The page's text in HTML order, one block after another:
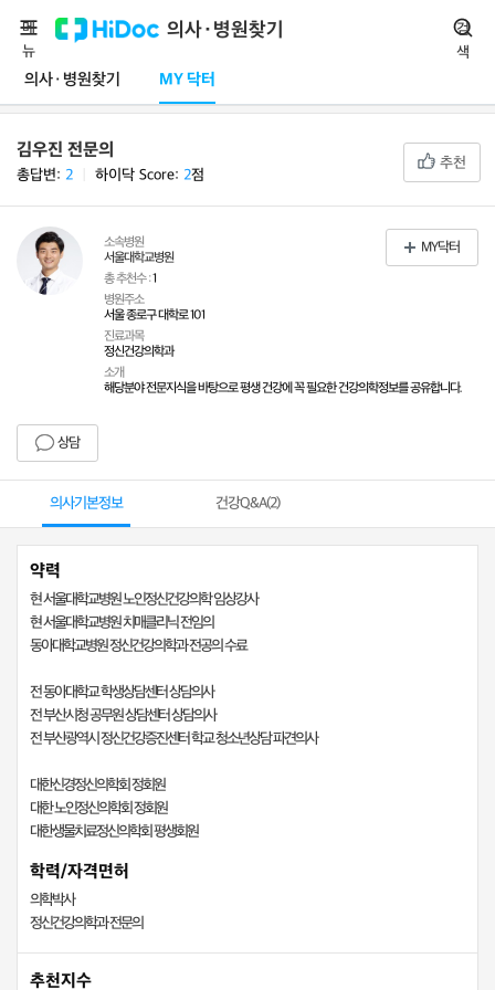
의사·병원찾기
의사·병원찾기 MY 닥터
메
뉴
검
색
김우진 전문의
총답변: 2 하이닥 Score: 2점
추천
소속병원
서울대학교병원
총 추천수 :1
병원주소
서울 종로구 대학로 101
진료과목
정신건강의학과
소개
해당분야 전문지식을 바탕으로 평생 건강에 꼭 필요한 건강의학정보를 공유합니다.
상담
MY닥터
의사기본정보 건강Q&A(2)
약력
현 서울대학교병원 노인정신건강의학 임상강사
현 서울대학교병원 치매클리닉 전임의
동아대학교병원 정신건강의학과 전공의 수료
전 동아대학교 학생상담센터 상담의사
전 부산시청 공무원 상담센터 상담의사
전 부산광역시 정신건강증진센터 학교 청소년상담 파견의사
대한신경정신의학회 정회원
대한 노인정신의학회 정회원
대한생물치료정신의학회 평생회원
학력/자격면허
의학박사
정신건강의학과 전문의
추천지수